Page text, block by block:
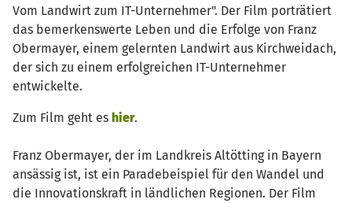
Vom Landwirt zum IT-Unternehmer". Der Film porträtiert
das bemerkenswerte Leben und die Erfolge von Franz
Obermayer, einem gelernten Landwirt aus Kirchweidach,
der sich zu einem erfolgreichen IT-Unternehmer
entwickelte.
Zum Film geht es hier.
Franz Obermayer, der im Landkreis Altötting in Bayern
ansässig ist, ist ein Paradebeispiel für den Wandel und
die Innovationskraft in ländlichen Regionen. Der Film